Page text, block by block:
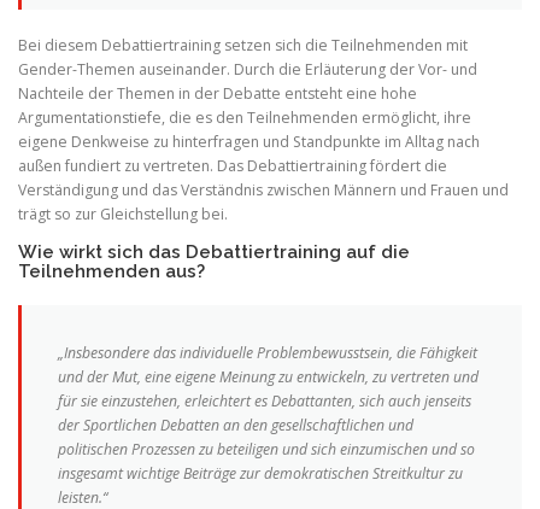
Bei diesem Debattiertraining setzen sich die Teilnehmenden mit
Gender-Themen auseinander. Durch die Erläuterung der Vor- und
Nachteile der Themen in der Debatte entsteht eine hohe
Argumentationstiefe, die es den Teilnehmenden ermöglicht, ihre
eigene Denkweise zu hinterfragen und Standpunkte im Alltag nach
außen fundiert zu vertreten. Das Debattiertraining fördert die
Verständigung und das Verständnis zwischen Männern und Frauen und
trägt so zur Gleichstellung bei.
Wie wirkt sich das Debattiertraining auf die
Teilnehmenden aus?
„Insbesondere das individuelle Problembewusstsein, die Fähigkeit
und der Mut, eine eigene Meinung zu entwickeln, zu vertreten und
für sie einzustehen, erleichtert es Debattanten, sich auch jenseits
der Sportlichen Debatten an den gesellschaftlichen und
politischen Prozessen zu beteiligen und sich einzumischen und so
insgesamt wichtige Beiträge zur demokratischen Streitkultur zu
leisten.“